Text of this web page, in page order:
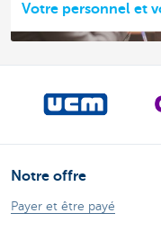
Votre personnel et
Notre offre
Payer et être payé